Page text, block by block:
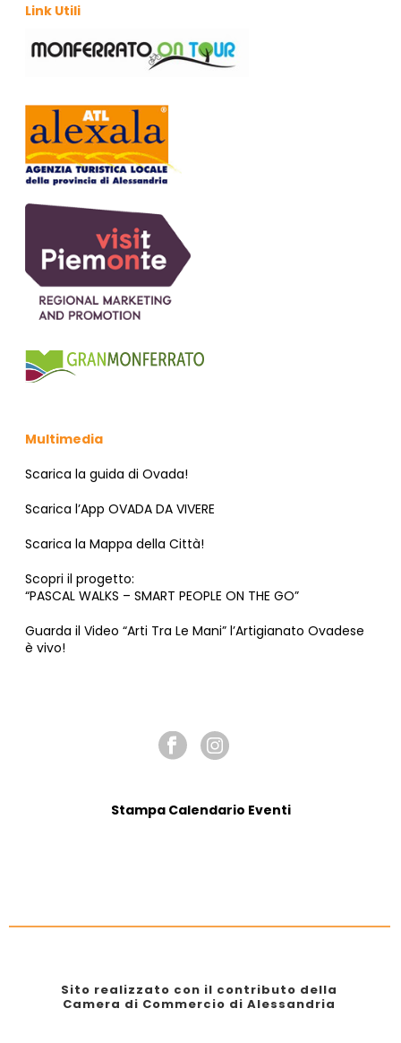
Link Utili
Multimedia
Scarica la guida di Ovada!
Scarica l’App OVADA DA VIVERE
Scarica la Mappa della Città!
Scopri il progetto:
“PASCAL WALKS – SMART PEOPLE ON THE GO”
Guarda il Video “Arti Tra Le Mani” l’Artigianato Ovadese
è vivo!
Stampa Calendario Eventi
Sito realizzato con il contributo della
Camera di Commercio di Alessandria